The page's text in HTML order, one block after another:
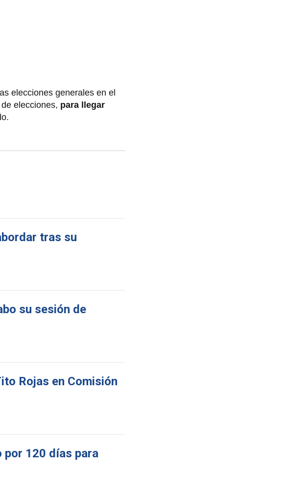
elecciones generales en el
elecciones, para llegar
tras su
su sesión de
Rojas en Comisión
por 120 días para